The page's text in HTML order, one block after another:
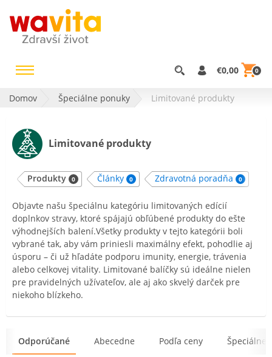
€0,00 0
Domov Špeciálne ponuky Limitované produkty
Limitované produkty
Produkty 0 Články 0 Zdravotná poradňa 0
Objavte našu špeciálnu kategóriu limitovaných edícií
doplnkov stravy, ktoré spájajú obľúbené produkty do ešte
výhodnejších balení.Všetky produkty v tejto kategórii boli
vybrané tak, aby vám priniesli maximálny efekt, pohodlie aj
úsporu – či už hľadáte podporu imunity, energie, trávenia
alebo celkovej vitality. Limitované balíčky sú ideálne nielen
pre pravidelných užívateľov, ale aj ako skvelý darček pre
niekoho blízkeho.
Odporúčané Abecedne Podľa ceny Špeciálne